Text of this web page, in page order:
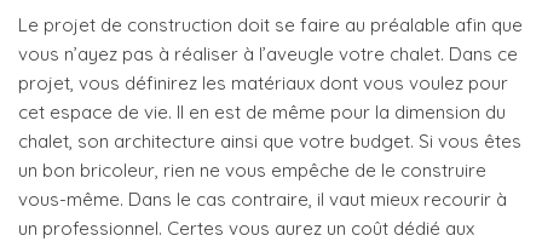
Le projet de construction doit se faire au préalable afin que
vous n’ayez pas à réaliser à l’aveugle votre chalet. Dans ce
projet, vous définirez les matériaux dont vous voulez pour
cet espace de vie. Il en est de même pour la dimension du
chalet, son architecture ainsi que votre budget. Si vous êtes
un bon bricoleur, rien ne vous empêche de le construire
vous-même. Dans le cas contraire, il vaut mieux recourir à
un professionnel. Certes vous aurez un coût dédié aux